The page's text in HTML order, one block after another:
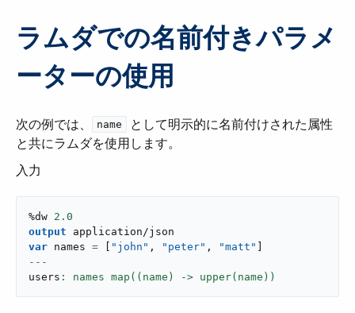
ラムダでの名前付きパラメ
ーターの使用
次の例では、​ name
​ として明示的に名前付けされた属性
と共にラムダを使用します。
入力
%dw 2.0
output
application/json
var names = "john" , "peter" , "matt"
---
users : names map((name) -> upper(name))